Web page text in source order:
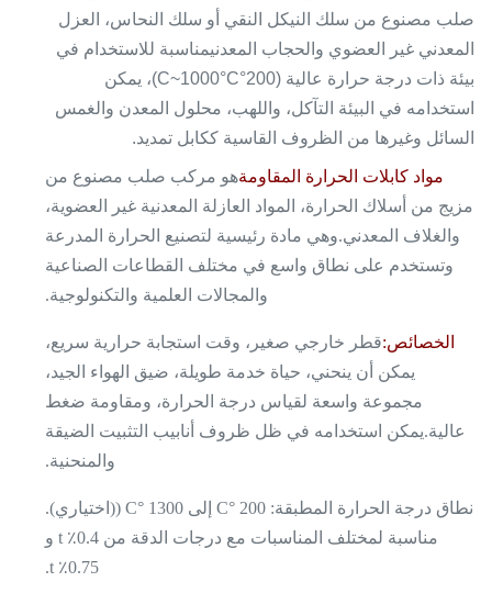
صلب مصنوع من سلك النيكل النقي أو سلك النحاس، العزل
المعدني غير العضوي والحجاب المعدنيمناسبة للاستخدام في
بيئة ذات درجة حرارة عالية (200°C~1000°C)، يمكن
استخدامه في البيئة التآكل، واللهب، محلول المعدن والغمس
السائل وغيرها من الظروف القاسية ككابل تمديد.
مواد كابلات الحرارة المقاومةهو مركب صلب مصنوع من
مزيج من أسلاك الحرارة، المواد العازلة المعدنية غير العضوية،
والغلاف المعدني.وهي مادة رئيسية لتصنيع الحرارة المدرعة
وتستخدم على نطاق واسع في مختلف القطاعات الصناعية
والمجالات العلمية والتكنولوجية.
الخصائص:قطر خارجي صغير، وقت استجابة حرارية سريع،
يمكن أن ينحني، حياة خدمة طويلة، ضيق الهواء الجيد،
مجموعة واسعة لقياس درجة الحرارة، ومقاومة ضغط
عالية.يمكن استخدامه في ظل ظروف أنابيب التثبيت الضيقة
والمنحنية.
نطاق درجة الحرارة المطبقة: 200 °C إلى 1300 °C ((اختياري).
مناسبة لمختلف المناسبات مع درجات الدقة من 0.4٪ t و
0.75٪ t.